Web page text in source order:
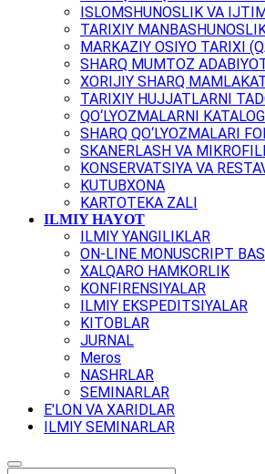
ISLOMSHUNOSLIK VA
TARIXIY
MARKAZIY OSIYO TARIXI
SHARQ MUMTOZ
XORIJIY SHARQ
TARIXIY HUJJATLARNI
QO‘LYOZMALARNI
SHARQ QO‘LYOZMALARI
SKANERLASH VA
KONSERVATSIYA VA
KUTUBXONA
KARTOTEKA ZALI
ILMIY HAYOT
ILMIY YANGILIKLAR
ON-LINE MONUSCRIPT
XALQARO HAMKORLIK
KONFIRENSIYALAR
ILMIY EKSPEDITSIYALAR
KITOBLAR
JURNAL
Meros
NASHRLAR
SEMINARLAR
E'LON VA XARIDLAR
ILMIY SEMINARLAR